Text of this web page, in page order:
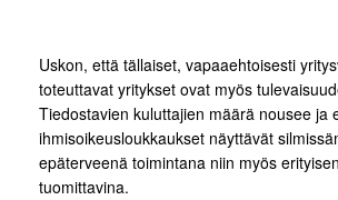
Uskon, että tällaiset, vapaaehtoisesti
toteuttavat yritykset ovat myös
Tiedostavien kuluttajien määrä nousee ja
ihmisoikeusloukkaukset näyttävät
epäterveenä toimintana niin myös erityisen
tuomittavina.